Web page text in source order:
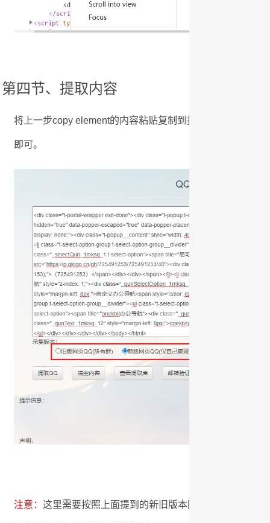
第四节、提取内容
将上一步copy element的内容粘贴复制到批量提取下载器页
即可。
注意：这里需要按照上面提到的新旧版本网页QQ选择下面